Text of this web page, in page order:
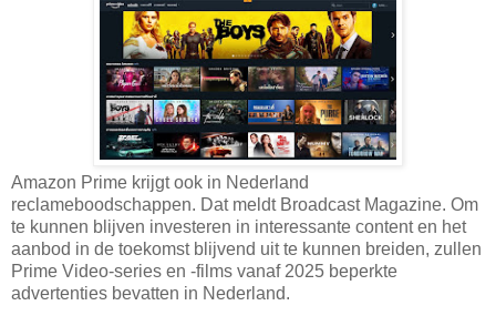
Amazon Prime krijgt ook in Nederland
reclameboodschappen. Dat meldt Broadcast Magazine. Om
te kunnen blijven investeren in interessante content en het
aanbod in de toekomst blijvend uit te kunnen breiden, zullen
Prime Video-series en -films vanaf 2025 beperkte
advertenties bevatten in Nederland.